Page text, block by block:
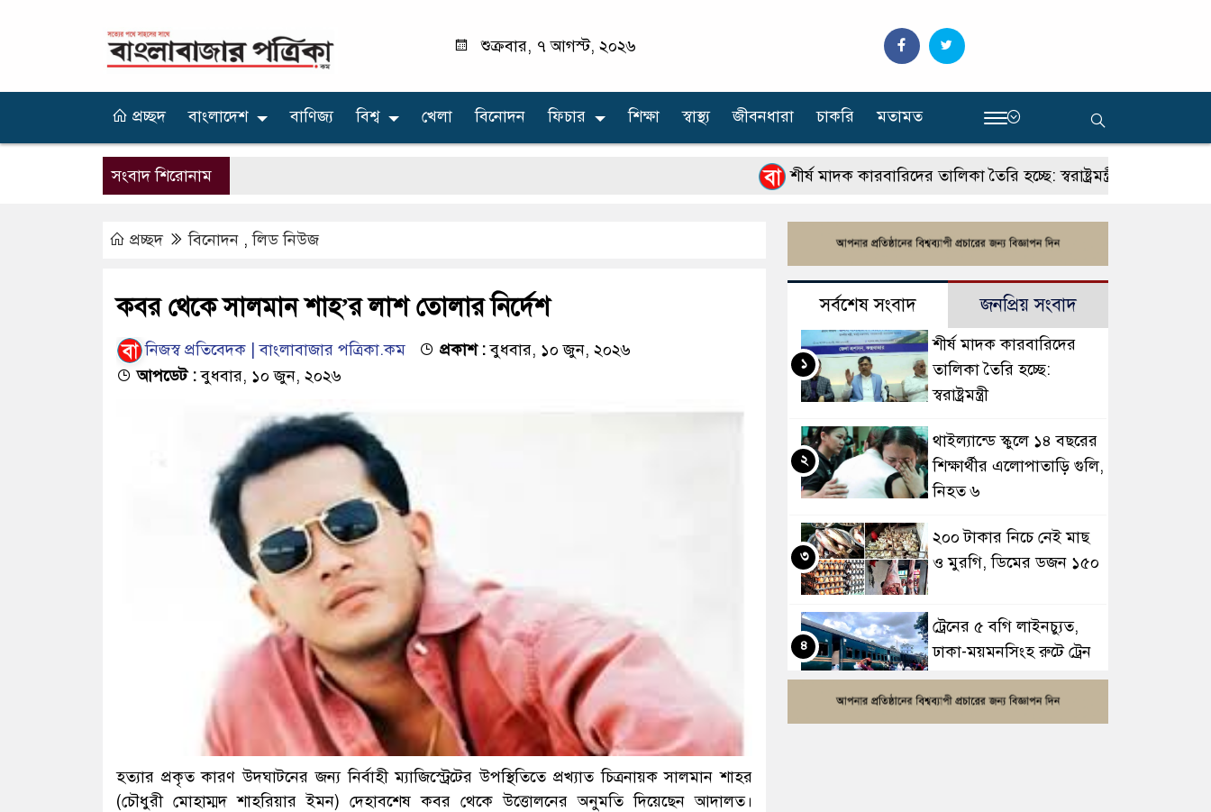
শুক্রবার, ৭ আগস্ট, ২০২৬
প্রচ্ছদ বাংলাদেশ বাণিজ্য বিশ্ব খেলা বিনোদন ফিচার শিক্ষা স্বাস্থ্য জীবনধারা চাকরি মতামত ‍
সংবাদ শিরোনাম শীর্ষ মাদক কারবারিদের তালিকা তৈরি হচ্ছে: স্বরাষ্ট্রমন্ত্রী
প্রচ্ছদ বিনোদন ,লিড নিউজ
কবর থেকে সালমান শাহ’র লাশ তোলার নির্দেশ
নিজস্ব প্রতিবেদক | বাংলাবাজার পত্রিকা.কম প্রকাশ :বুধবার, ১০ জুন, ২০২৬
আপডেট :বুধবার, ১০ জুন, ২০২৬
হত্যার প্রকৃত কারণ উদঘাটনের জন্য নির্বাহী ম্যাজিস্ট্রেটের উপস্থিতিতে প্রখ্যাত চিত্রনায়ক সালমান শাহর
(চৌধুরী মোহাম্মদ শাহরিয়ার ইমন) দেহাবশেষ কবর থেকে উত্তোলনের অনুমতি দিয়েছেন আদালত।
সর্বশেষ সংবাদ জনপ্রিয় সংবাদ
শীর্ষ মাদক কারবারিদের
তালিকা তৈরি হচ্ছে:
স্বরাষ্ট্রমন্ত্রী
১
থাইল্যান্ডে স্কুলে ১৪ বছরের
শিক্ষার্থীর এলোপাতাড়ি গুলি,
নিহত ৬
২
২০০ টাকার নিচে নেই মাছ
ও মুরগি, ডিমের ডজন ১৫০
৩
ট্রেনের ৫ বগি লাইনচ্যুত,
ঢাকা-ময়মনসিংহ রুটে ট্রেন
চলাচল বন্ধ
৪
সাতসকালে মর্মান্তিক দুই